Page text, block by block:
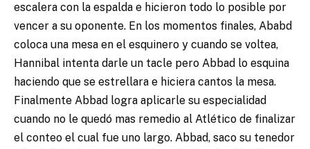
escalera con la espalda e hicieron todo lo posible por
vencer a su oponente. En los momentos finales, Ababd
coloca una mesa en el esquinero y cuando se voltea,
Hannibal intenta darle un tacle pero Abbad lo esquina
haciendo que se estrellara e hiciera cantos la mesa.
Finalmente Abbad logra aplicarle su especialidad
cuando no le quedó mas remedio al Atlético de finalizar
el conteo el cual fue uno largo. Abbad, saco su tenedor